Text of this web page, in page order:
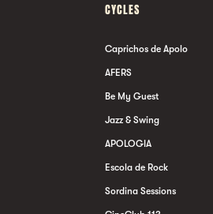
CYCLES
Caprichos de Apolo
AFERS
Be My Guest
Jazz & Swing
APOLOGIA
Escola de Rock
Sordina Sessions